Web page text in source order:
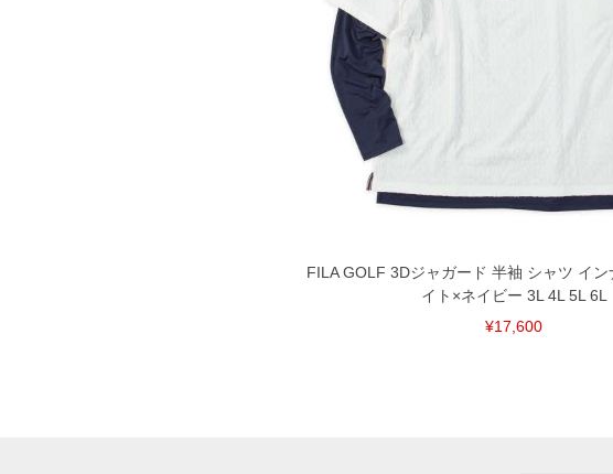
FILA GOLF 3Dジャガード 半袖 シャツ イン
イト×ネイビー 3L 4L 5L 6L
¥17,600